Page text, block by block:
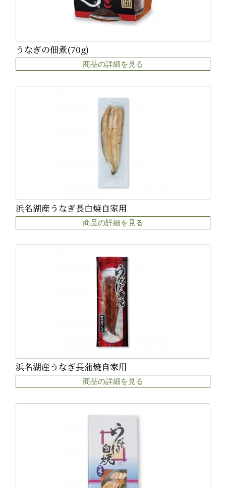
うなぎの佃煮(70g)
商品の詳細を見る
浜名湖産うなぎ長白焼自家用
商品の詳細を見る
浜名湖産うなぎ長蒲焼自家用
商品の詳細を見る